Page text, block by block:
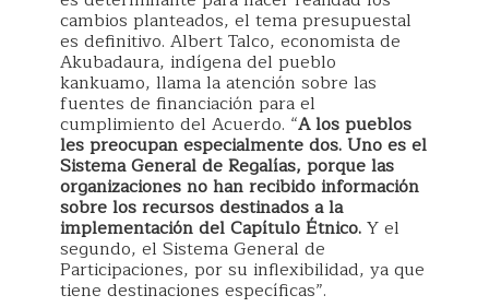
cambios planteados, el tema presupuestal
es definitivo. Albert Talco, economista de
Akubadaura, indígena del pueblo
kankuamo, llama la atención sobre las
fuentes de financiación para el
cumplimiento del Acuerdo. “A los pueblos
les preocupan especialmente dos. Uno es el
Sistema General de Regalías, porque las
organizaciones no han recibido información
sobre los recursos destinados a la
implementación del Capítulo Étnico.Y el
segundo, el Sistema General de
Participaciones, por su inflexibilidad, ya que
tiene destinaciones específicas”.